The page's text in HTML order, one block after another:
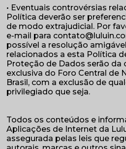
• Eventuais controvérsias
Política deverão ser
de modo extrajudicial. Por
e-mail para
possível a resolução
relacionados a esta Política
Proteção de Dados serão da
exclusiva do Foro Central de
Brasil, com a exclusão de
privilegiado que seja.
Todos os conteúdos e
Aplicações de Internet da
assegurada pelas leis que